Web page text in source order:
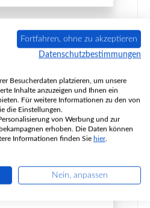
Dichtung Set
Fortfahren, ohne zu akzeptieren
Datenschutzbestimmungen
Besucherdaten platzieren, um unsere
Inhalte anzuzeigen und Ihnen ein
Für weitere Informationen zu den von
die Einstellungen.
von Werbung und zur
erhoben. Die Daten können
Informationen finden Sie hier.
Nein, anpassen